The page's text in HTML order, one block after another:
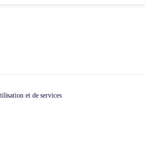
et de services